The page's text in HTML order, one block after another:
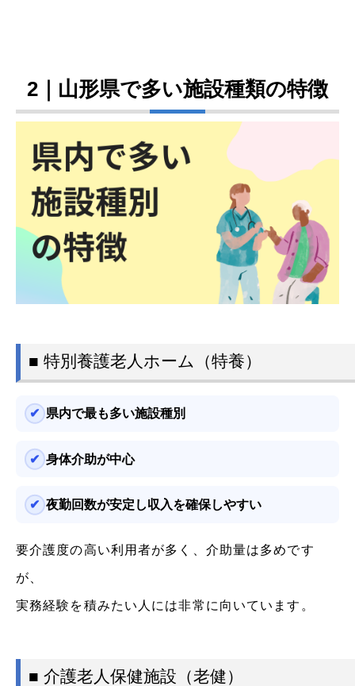
2｜山形県で多い施設種類の特徴
■ 特別養護老人ホーム（特養）
県内で最も多い施設種別
身体介助が中心
夜勤回数が安定し収入を確保しやすい
要介護度の高い利用者が多く、介助量は多めです
が、
実務経験を積みたい人には非常に向いています。
■ 介護老人保健施設（老健）